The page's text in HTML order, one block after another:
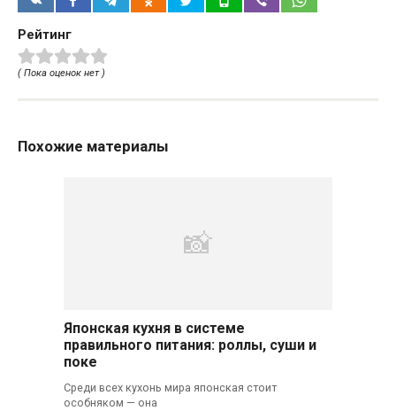
Рейтинг
( Пока оценок нет )
Похожие материалы
Японская кухня в системе
правильного питания: роллы, суши и
поке
Среди всех кухонь мира японская стоит
особняком — она